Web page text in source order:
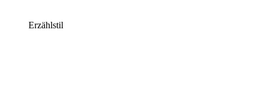
Erzählstil